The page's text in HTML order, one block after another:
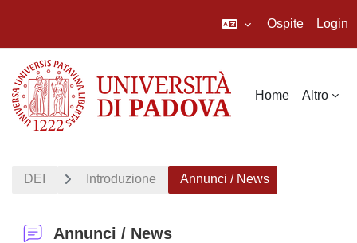
Ospite Login
Home Altro
DEI Introduzione Annunci / News
Annunci / News